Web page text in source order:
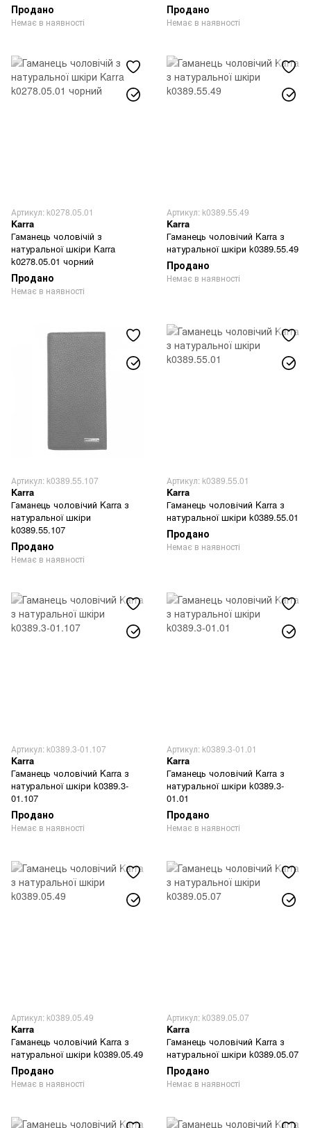
Продано
Немає в наявності
Продано
Немає в наявності
Артикул: k0278.05.01
Karra
Гаманець чоловічій з
натуральної шкіри Karra
k0278.05.01 чорний
Продано
Немає в наявності
Артикул: k0389.55.49
Karra
Гаманець чоловічий Karra з
натуральної шкіри k0389.55.49
Продано
Немає в наявності
Артикул: k0389.55.107
Karra
Гаманець чоловічий Karra з
натуральної шкіри
k0389.55.107
Продано
Немає в наявності
Артикул: k0389.55.01
Karra
Гаманець чоловічий Karra з
натуральної шкіри k0389.55.01
Продано
Немає в наявності
Артикул: k0389.3-01.107
Karra
Гаманець чоловічий Karra з
натуральної шкіри k0389.3-
01.107
Продано
Немає в наявності
Артикул: k0389.3-01.01
Karra
Гаманець чоловічий Karra з
натуральної шкіри k0389.3-
01.01
Продано
Немає в наявності
Артикул: k0389.05.49
Karra
Гаманець чоловічий Karra з
натуральної шкіри k0389.05.49
Продано
Немає в наявності
Артикул: k0389.05.07
Karra
Гаманець чоловічий Karra з
натуральної шкіри k0389.05.07
Продано
Немає в наявності